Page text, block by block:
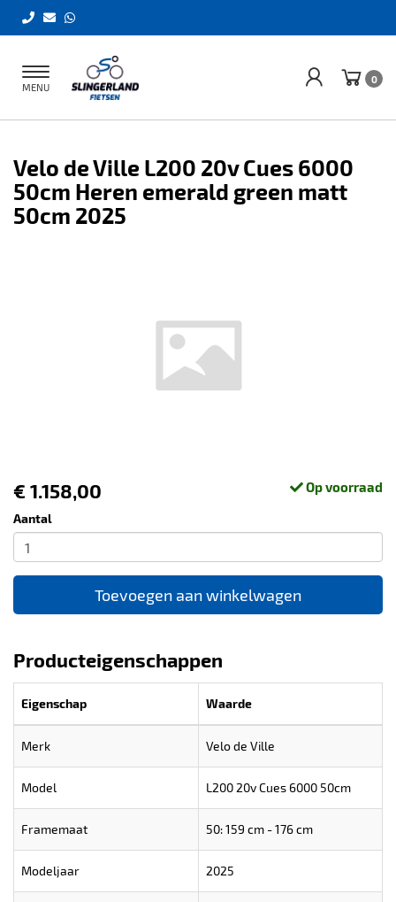
Toggle
navigation
MENU
0
Velo de Ville L200 20v Cues 6000
50cm Heren emerald green matt
50cm 2025
€ 1.158,00 Op voorraad
Aantal
Toevoegen aan winkelwagen
Producteigenschappen
Eigenschap Waarde
Merk Velo de Ville
Model L200 20v Cues 6000 50cm
Framemaat 50: 159 cm - 176 cm
Modeljaar 2025